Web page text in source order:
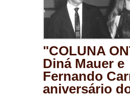
"COLUNA
Diná Mauer e
Fernando
aniversário